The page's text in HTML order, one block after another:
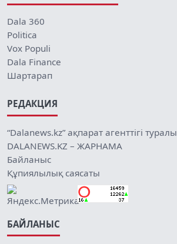
Dala 360
Politica
Vox Populi
Dala Finance
Шартарап
РЕДАКЦИЯ
“Dalanews.kz” ақпарат агенттігі туралы
DALANEWS.KZ – ЖАРНАМА
Байланыс
Құпиялылық саясаты
БАЙЛАНЫС